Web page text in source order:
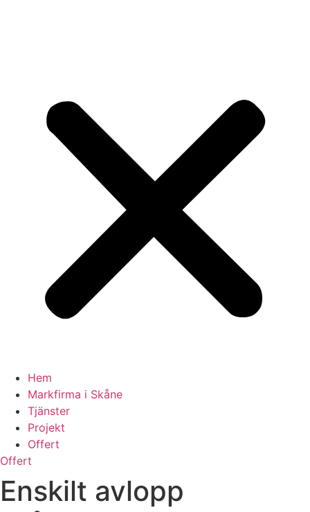
Hem
Markfirma i Skåne
Tjänster
Projekt
Offert
Offert
Enskilt avlopp